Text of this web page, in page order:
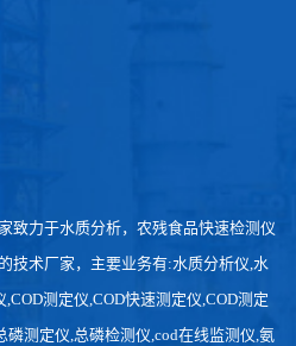
致力于水质分析，农残食品快速检测仪
技术厂家，主要业务有:水质分析仪,水
测定仪,COD快速测定仪,COD测定
测定仪,总磷检测仪,cod在线监测仪,氨